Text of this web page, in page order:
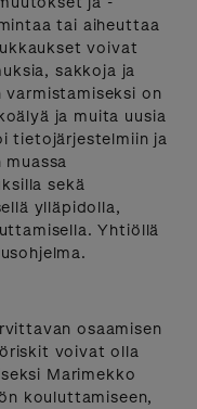
tai aiheuttaa
voivat
sakkoja ja
varmistamiseksi on
ja muita uusia
tietojärjestelmiin ja
sekä
ylläpidolla,
Yhtiöllä
osaamisen
voivat olla
Marimekko
kouluttamiseen,